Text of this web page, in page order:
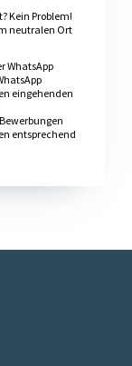
Kein Problem!
neutralen Ort
WhatsApp
eingehenden
entsprechend